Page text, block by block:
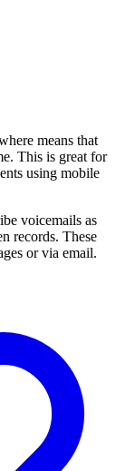
means that
This is great for
using mobile
voicemails as
records. These
or via email.